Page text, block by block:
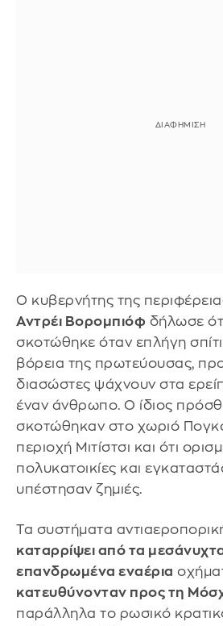
Ο κυβερνήτης της
Αντρέι Βορομπιόφ δήλωσε
σκοτώθηκε όταν επλήγη
βόρεια της πρωτεύουσας,
διασώστες ψάχνουν στα
έναν άνθρωπο. Ο ίδιος
σκοτώθηκαν στο χωριό
περιοχή Μιτίστσι και ότι
πολυκατοικίες και
υπέστησαν ζημιές.
Τα συστήματα
καταρρίψει από τα
επανδρωμένα εναέρια
κατευθύνονταν προς τη
παράλληλα το ρωσικό